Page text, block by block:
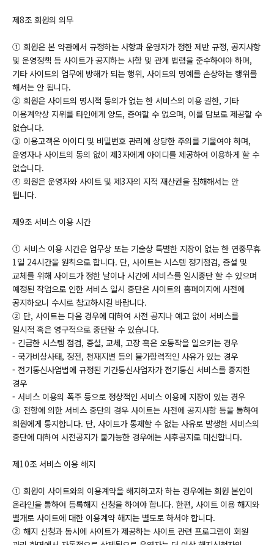
제8조 회원의 의무
① 회원은 본 약관에서 규정하는 사항과 운영자가 정한 제반 규정, 공지사항
및 운영정책 등 사이트가 공지하는 사항 및 관계 법령을 준수하여야 하며,
기타 사이트의 업무에 방해가 되는 행위, 사이트의 명예를 손상하는 행위를
해서는 안 됩니다.
② 회원은 사이트의 명시적 동의가 없는 한 서비스의 이용 권한, 기타
이용계약상 지위를 타인에게 양도, 증여할 수 없으며, 이를 담보로 제공할 수
없습니다.
③ 이용고객은 아이디 및 비밀번호 관리에 상당한 주의를 기울여야 하며,
운영자나 사이트의 동의 없이 제3자에게 아이디를 제공하여 이용하게 할 수
없습니다.
④ 회원은 운영자와 사이트 및 제3자의 지적 재산권을 침해해서는 안
됩니다.
제9조 서비스 이용 시간
① 서비스 이용 시간은 업무상 또는 기술상 특별한 지장이 없는 한 연중무휴
1일 24시간을 원칙으로 합니다. 단, 사이트는 시스템 정기점검, 증설 및
교체를 위해 사이트가 정한 날이나 시간에 서비스를 일시중단 할 수 있으며
예정된 작업으로 인한 서비스 일시 중단은 사이트의 홈페이지에 사전에
공지하오니 수시로 참고하시길 바랍니다.
② 단, 사이트는 다음 경우에 대하여 사전 공지나 예고 없이 서비스를
일시적 혹은 영구적으로 중단할 수 있습니다.
- 긴급한 시스템 점검, 증설, 교체, 고장 혹은 오동작을 일으키는 경우
- 국가비상사태, 정전, 천재지변 등의 불가항력적인 사유가 있는 경우
- 전기통신사업법에 규정된 기간통신사업자가 전기통신 서비스를 중지한
경우
- 서비스 이용의 폭주 등으로 정상적인 서비스 이용에 지장이 있는 경우
③ 전항에 의한 서비스 중단의 경우 사이트는 사전에 공지사항 등을 통하여
회원에게 통지합니다. 단, 사이트가 통제할 수 없는 사유로 발생한 서비스의
중단에 대하여 사전공지가 불가능한 경우에는 사후공지로 대신합니다.
제10조 서비스 이용 해지
① 회원이 사이트와의 이용계약을 해지하고자 하는 경우에는 회원 본인이
온라인을 통하여 등록해지 신청을 하여야 합니다. 한편, 사이트 이용 해지와
별개로 사이트에 대한 이용계약 해지는 별도로 하셔야 합니다.
② 해지 신청과 동시에 사이트가 제공하는 사이트 관련 프로그램이 회원